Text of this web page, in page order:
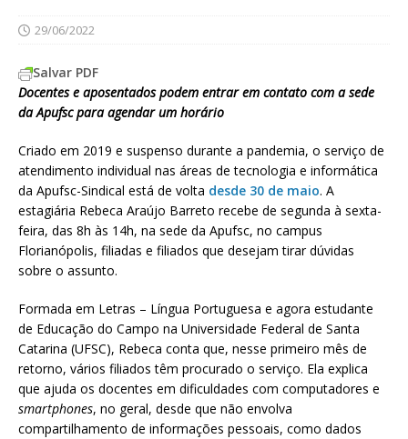
29/06/2022
Salvar PDF
Docentes e aposentados podem entrar em contato com a sede
da Apufsc para agendar um horário
Criado em 2019 e suspenso durante a pandemia, o serviço de
atendimento individual nas áreas de tecnologia e informática
da Apufsc-Sindical está de volta desde 30 de maio. A
estagiária Rebeca Araújo Barreto recebe de segunda à sexta-
feira, das 8h às 14h, na sede da Apufsc, no campus
Florianópolis, filiadas e filiados que desejam tirar dúvidas
sobre o assunto.
Formada em Letras – Língua Portuguesa e agora estudante
de Educação do Campo na Universidade Federal de Santa
Catarina (UFSC), Rebeca conta que, nesse primeiro mês de
retorno, vários filiados têm procurado o serviço. Ela explica
que ajuda os docentes em dificuldades com computadores e
smartphones, no geral, desde que não envolva
compartilhamento de informações pessoais, como dados